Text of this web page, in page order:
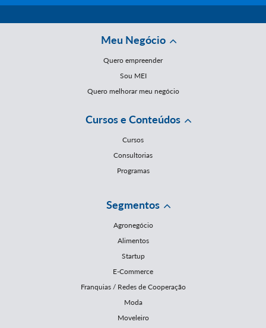
Meu Negócio
Quero empreender
Sou MEI
Quero melhorar meu negócio
Cursos e Conteúdos
Cursos
Consultorias
Programas
Segmentos
Agronegócio
Alimentos
Startup
E-Commerce
Franquias / Redes de Cooperação
Moda
Moveleiro